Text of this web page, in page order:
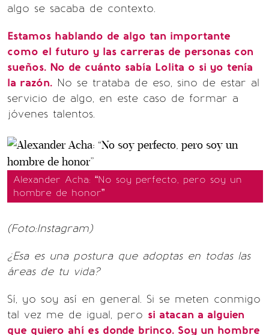
algo se sacaba de contexto.
Estamos hablando de algo tan importante
como el futuro y las carreras de personas con
sueños. No de cuánto sabía Lolita o si yo tenía
la razón. No se trataba de eso, sino de estar al
servicio de algo, en este caso de formar a
jóvenes talentos.
Alexander Acha: “No soy perfecto, pero soy un
hombre de honor”
(Foto:Instagram)
¿Esa es una postura que adoptas en todas las
áreas de tu vida?
Sí, yo soy así en general. Si se meten conmigo
tal vez me de igual, pero si atacan a alguien
que quiero ahí es donde brinco. Soy un hombre